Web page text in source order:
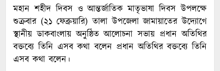
মহান শহীদ দিবস ও আন্তর্জাতিক মাতৃভাষা দিবস উপলক্ষে
শুক্রবার (২১ ফেব্রুয়ারি) তালা উপজেলা জামায়াতের উদ্যোগে
স্থানীয় ডাকবাংলায় অনুষ্ঠিত আলোচনা সভায় প্রধান অতিথির
বক্তব্যে তিনি এসব কথা বলেন প্রধান অতিথির বক্তব্যে তিনি
এসব কথা বলেন।